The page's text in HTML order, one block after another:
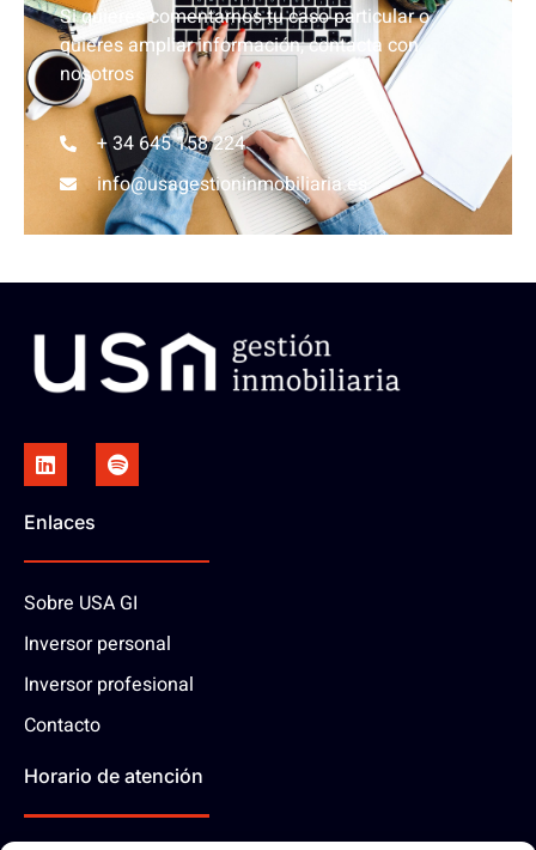
Si quieres comentarnos tu caso particular o
quieres ampliar información, contacta con
nosotros
+ 34 645 158 224
info@usagestioninmobiliaria.es
Enlaces
Sobre USA GI
Inversor personal
Inversor profesional
Contacto
Horario de atención